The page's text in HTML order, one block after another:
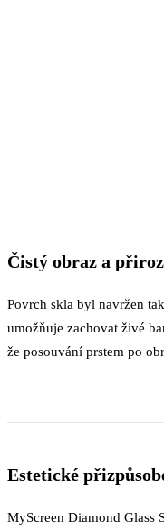
Čistý obraz a
Povrch skla byl navržen
umožňuje zachovat živé
že posouvání prstem po
Estetické
MyScreen Diamond Glass